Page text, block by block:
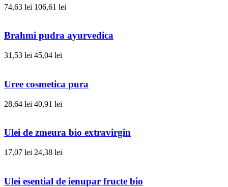
74,63 lei 106,61 lei
Brahmi pudra ayurvedica
31,53 lei 45,04 lei
Uree cosmetica pura
28,64 lei 40,91 lei
Ulei de zmeura bio extravirgin
17,07 lei 24,38 lei
Ulei esential de ienupar fructe bio